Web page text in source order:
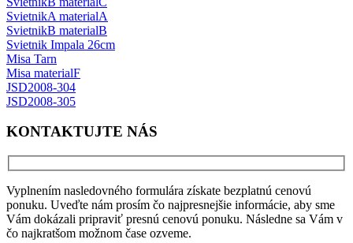
SvietnikA materialA
SvietnikB materialB
Svietnik Impala 26cm
Misa Tarn
Misa materialF
JSD2008-304
JSD2008-305
KONTAKTUJTE NÁS
Vyplnením nasledovného formulára získate bezplatnú cenovú
ponuku. Uveďte nám prosím čo najpresnejšie informácie, aby sme
Vám dokázali pripraviť presnú cenovú ponuku. Následne sa Vám v
čo najkratšom možnom čase ozveme.